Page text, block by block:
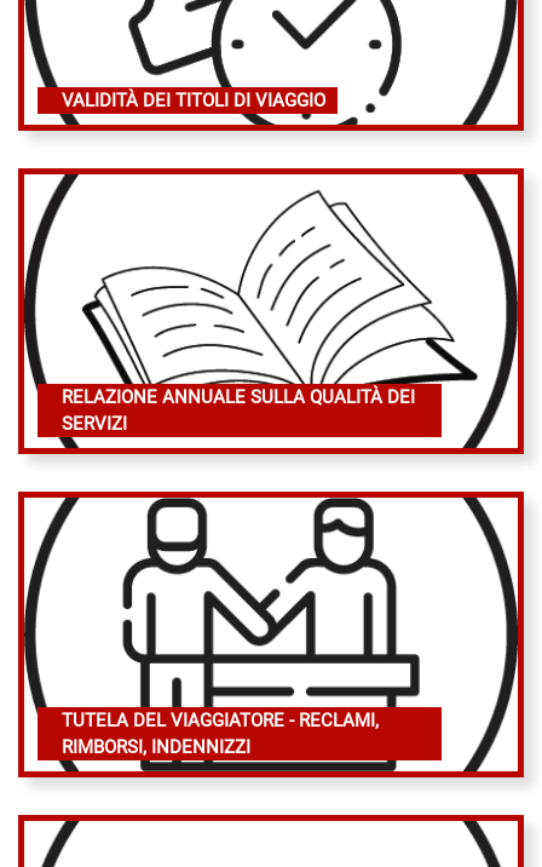
VALIDITÀ DEI TITOLI DI VIAGGIO
RELAZIONE ANNUALE SULLA QUALITÀ DEI
SERVIZI
TUTELA DEL VIAGGIATORE - RECLAMI,
RIMBORSI, INDENNIZZI